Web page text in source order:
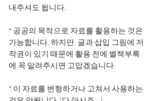
내주셔도 됩니다.
* 공공의 목적으로 자료를 활용하는 것은
가능합니다. 하지만, 글과 삽입 그림에 저
작권이 있기 때문에 활용 전에 별책부록
에 꼭 알려주시면 고맙겠습니다.
* 이 자료를 변형하거나 고쳐서 사용하는